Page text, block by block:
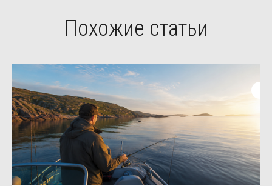
Похожие статьи